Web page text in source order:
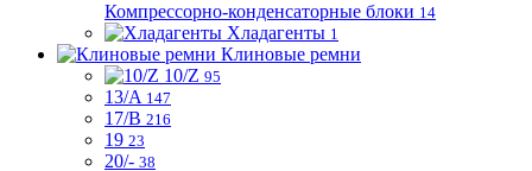
Компрессорно-конденсаторные блоки 14
Хладагенты 1
Клиновые ремни
10/Z 95
13/A 147
17/B 216
19 23
20/- 38